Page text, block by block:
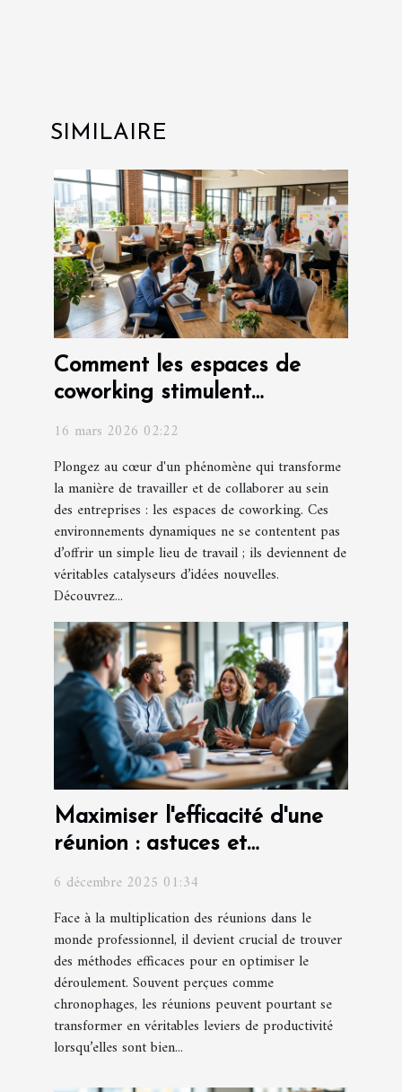
SIMILAIRE
Comment les espaces de
coworking stimulent
16 mars 2026 02:22
Plongez au cœur d'un phénomène qui transforme
la manière de travailler et de collaborer au sein
des entreprises : les espaces de coworking. Ces
environnements dynamiques ne se contentent pas
d’offrir un simple lieu de travail ; ils deviennent de
véritables catalyseurs d’idées nouvelles.
Découvrez...
Maximiser l'efficacité d'une
réunion : astuces et
stratégies
6 décembre 2025 01:34
Face à la multiplication des réunions dans le
monde professionnel, il devient crucial de trouver
des méthodes efficaces pour en optimiser le
déroulement. Souvent perçues comme
chronophages, les réunions peuvent pourtant se
transformer en véritables leviers de productivité
lorsqu’elles sont bien...